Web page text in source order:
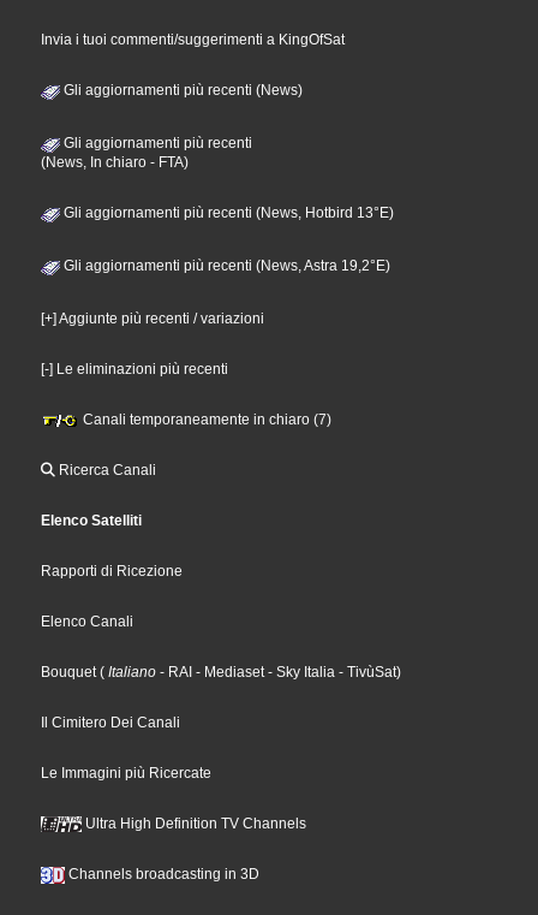
Invia i tuoi commenti/suggerimenti a KingOfSat
Gli aggiornamenti più recenti (News)
Gli aggiornamenti più recenti
(News, In chiaro - FTA)
Gli aggiornamenti più recenti (News, Hotbird 13°E)
Gli aggiornamenti più recenti (News, Astra 19,2°E)
[+] Aggiunte più recenti / variazioni
[-] Le eliminazioni più recenti
Canali temporaneamente in chiaro (7)
Ricerca Canali
Elenco Satelliti
Rapporti di Ricezione
Elenco Canali
Bouquet( Italiano - RAI - Mediaset- Sky Italia - TivùSat)
Il Cimitero Dei Canali
Le Immagini più Ricercate
Ultra High Definition TV Channels
Channels broadcasting in 3D